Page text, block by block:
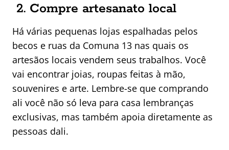
2. Compre artesanato local
Há várias pequenas lojas espalhadas pelos
becos e ruas da Comuna 13 nas quais os
artesãos locais vendem seus trabalhos. Você
vai encontrar joias, roupas feitas à mão,
souvenires e arte. Lembre-se que comprando
ali você não só leva para casa lembranças
exclusivas, mas também apoia diretamente as
pessoas dali.